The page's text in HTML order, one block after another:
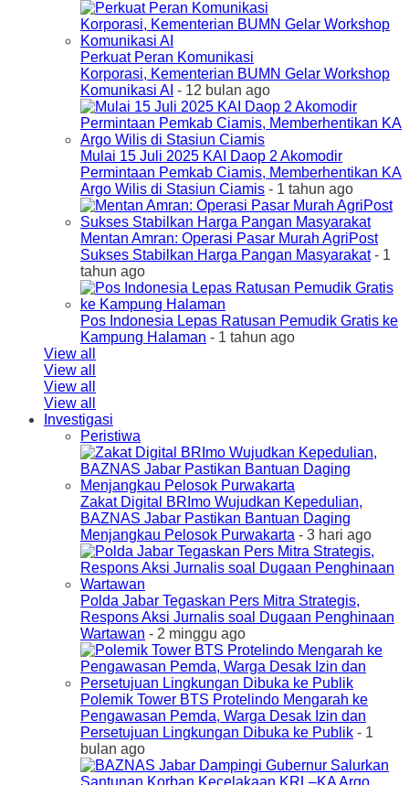
Perkuat Peran Komunikasi
Korporasi, Kementerian BUMN Gelar Workshop
Komunikasi AI - 12 bulan ago
Mulai 15 Juli 2025 KAI Daop 2 Akomodir
Permintaan Pemkab Ciamis, Memberhentikan KA
Argo Wilis di Stasiun Ciamis - 1 tahun ago
Mentan Amran: Operasi Pasar Murah AgriPost
Sukses Stabilkan Harga Pangan Masyarakat- 1
tahun ago
Pos Indonesia Lepas Ratusan Pemudik Gratis ke
Kampung Halaman - 1 tahun ago
View all
View all
View all
View all
Investigasi
Peristiwa
Zakat Digital BRImo Wujudkan Kepedulian,
BAZNAS Jabar Pastikan Bantuan Daging
Menjangkau Pelosok Purwakarta - 3 hari ago
Polda Jabar Tegaskan Pers Mitra Strategis,
Respons Aksi Jurnalis soal Dugaan Penghinaan
Wartawan - 2 minggu ago
Polemik Tower BTS Protelindo Mengarah ke
Pengawasan Pemda, Warga Desak Izin dan
Persetujuan Lingkungan Dibuka ke Publik - 1
bulan ago